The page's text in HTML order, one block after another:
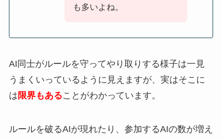
も多いよね。
AI同士がルールを守ってやり取りする様子は一見
うまくいっているように見えますが、実はそこに
は 限界もあることがわかっています。
ルールを破るAIが現れたり、参加するAIの数が増え